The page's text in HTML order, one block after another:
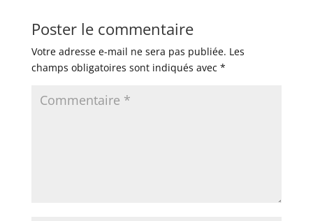
Poster le commentaire
Votre adresse e-mail ne sera pas publiée. Les
champs obligatoires sont indiqués avec *